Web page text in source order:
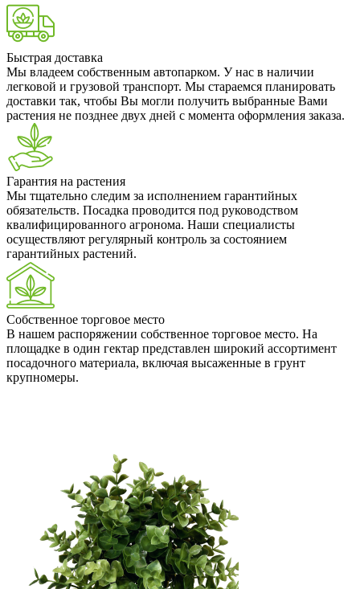
Быстрая доставка
Мы владеем собственным автопарком. У нас в наличии
легковой и грузовой транспорт. Мы стараемся планировать
доставки так, чтобы Вы могли получить выбранные Вами
растения не позднее двух дней с момента оформления заказа.
Гарантия на растения
Мы тщательно следим за исполнением гарантийных
обязательств. Посадка проводится под руководством
квалифицированного агронома. Наши специалисты
осуществляют регулярный контроль за состоянием
гарантийных растений.
Собственное торговое место
В нашем распоряжении собственное торговое место. На
площадке в один гектар представлен широкий ассортимент
посадочного материала, включая высаженные в грунт
крупномеры.